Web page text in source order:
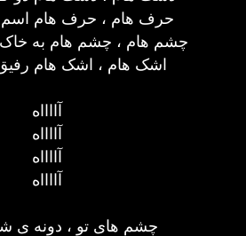
حرف هام ، حرف هام اسم
چشم هام ، چشم هام به خاک
اشک هام ، اشک هام رفیق
آااااه
آااااه
آااااه
آااااه
چشم های تو ، دونه ی